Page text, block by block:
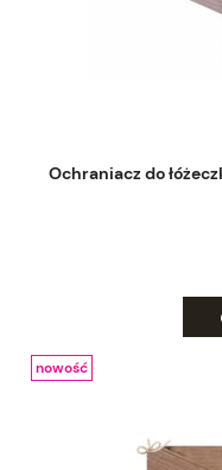
Ochraniacz do
nowość